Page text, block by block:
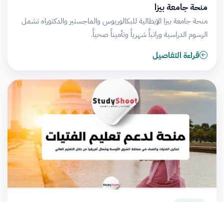
منحة جامعة بيزا
منحة جامعة بيزا الإيطالية للبكالوريوس والماجستير والدكتوراه تشمل
الرسوم الدراسية وراتباً شهرياً وتأميناً صحياً.
قراءة التفاصيل